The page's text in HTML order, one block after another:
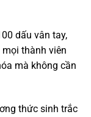
dấu vân tay,
mọi thành viên
mà không cần
thức sinh trắc